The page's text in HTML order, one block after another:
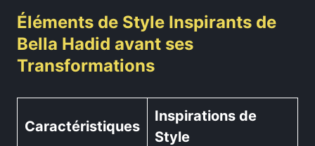
Éléments de Style Inspirants de
Bella Hadid avant ses
Transformations
Caractéristiques
Inspirations de
Style